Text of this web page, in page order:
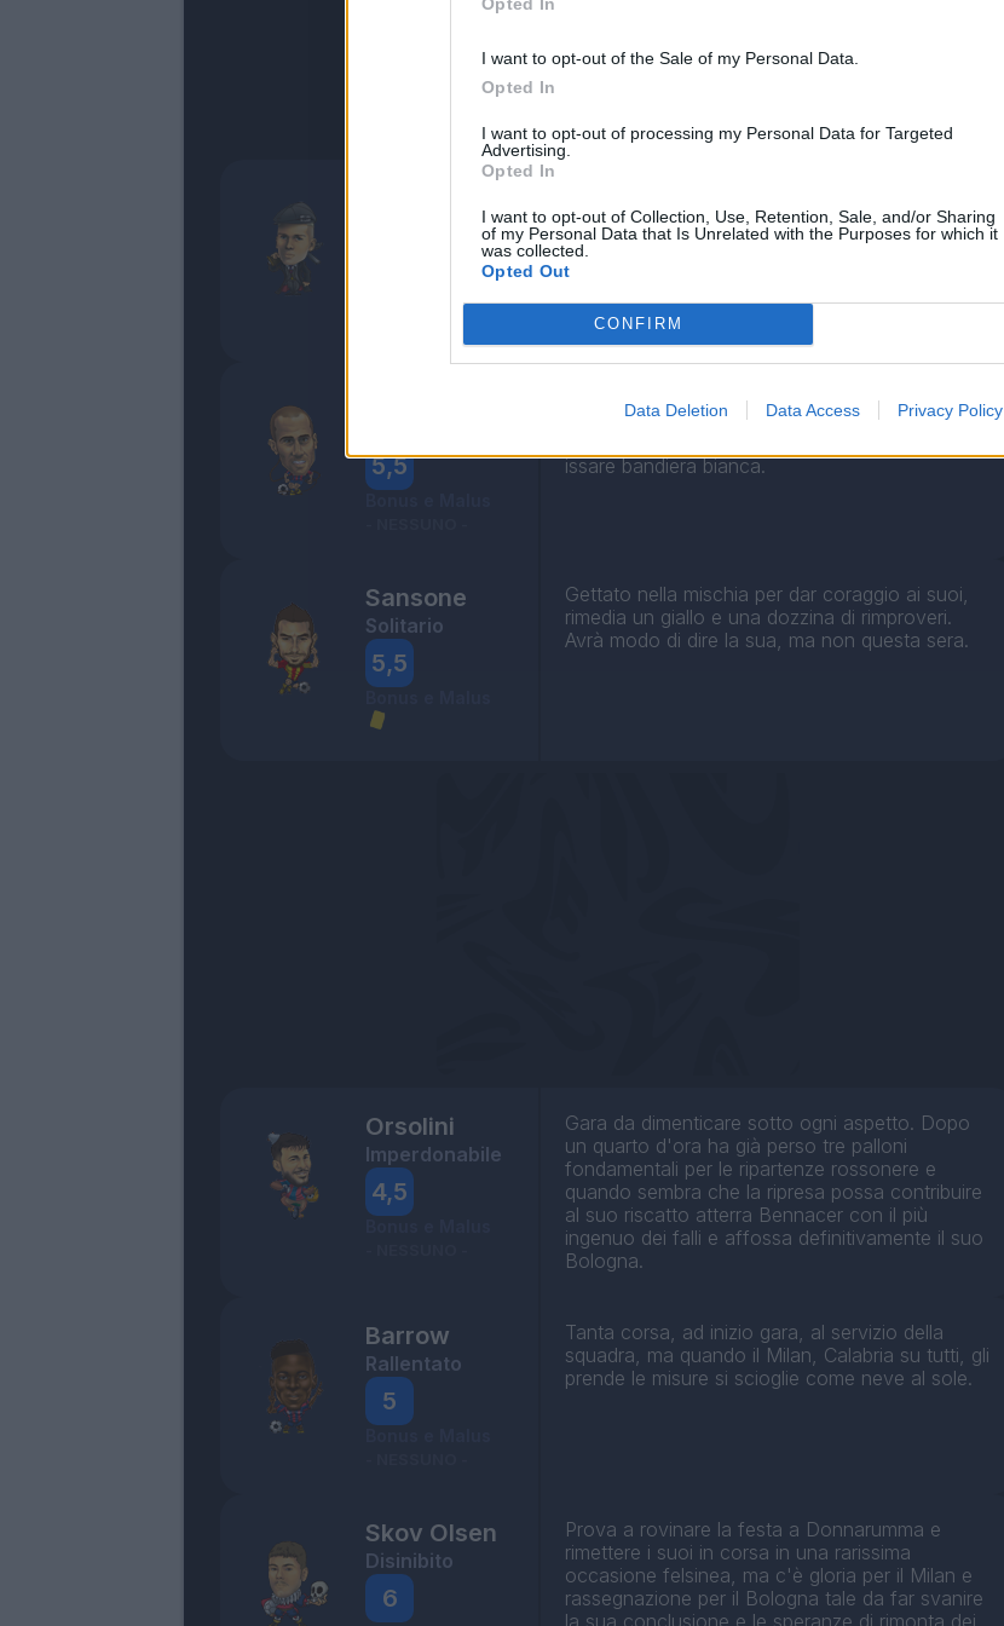
I want to opt-out of the Sale of my Personal Data.
Opted In
I want to opt-out of processing my Personal Data for Targeted
Advertising.
Opted In
I want to opt-out of Collection, Use, Retention, Sale, and/or Sharing
of my Personal Data that Is Unrelated with the Purposes for which it
was collected.
Opted Out
CONFIRM
Data Deletion Data Access Privacy Policy
Bonus e Malus
fuori che avrebbe meritato maggior fortuna. Si
perde Ibrahimovic in occasione del gol del
vantaggio avversario e tanto basta per farlo
5,5
Tutt'altro che arrendevole, ma questa sera il
Bologna fatica oltremodo a trovare la quadra
issare bandiera bianca.
Sansone
Solitario
5,5
Gettato nella mischia per dar coraggio ai suoi,
rimedia un giallo e una dozzina di rimproveri.
Avrà modo di dire la sua, ma non questa sera.
Orsolini
Imperdonabile
4,5
Gara da dimenticare sotto ogni aspetto. Dopo
un quarto d'ora ha già perso tre palloni
fondamentali per le ripartenze rossonere e
quando sembra che la ripresa possa contribuire
al suo riscatto atterra Bennacer con il più
ingenuo dei falli e affossa definitivamente il suo
Bologna.
Barrow
Rallentato
5
Tanta corsa, ad inizio gara, al servizio della
squadra, ma quando il Milan, Calabria su tutti, gli
prende le misure si scioglie come neve al sole.
Skov Olsen
Disinibito
6
Prova a rovinare la festa a Donnarumma e
rimettere i suoi in corsa in una rarissima
occasione felsinea, ma c'è gloria per il Milan e
rassegnazione per il Bologna tale da far svanire